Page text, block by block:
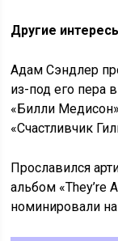
Другие
Адам Сэндлер
из-под его пера
«Билли
«Счастливчик
Прославился
альбом «They’re
номинировали